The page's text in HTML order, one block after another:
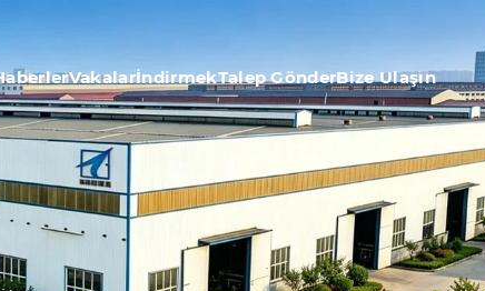
VakalarİndirmekTalep GönderBize Ulaşın